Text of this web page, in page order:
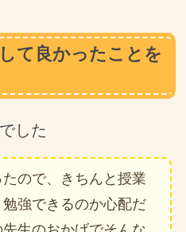
て良かったことを
した
ので、きちんと授業
強できるのか心配だ